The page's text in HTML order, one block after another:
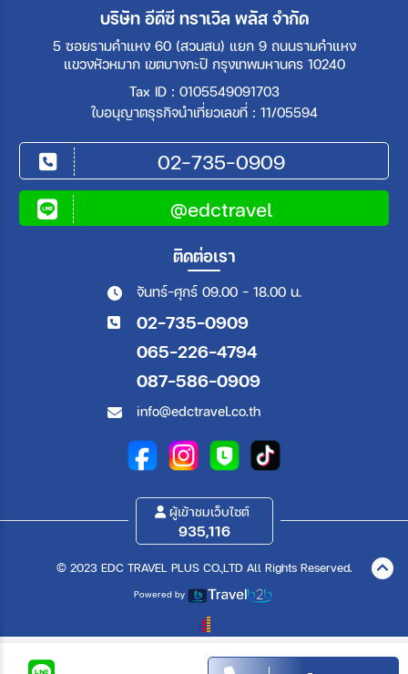
บริษัท อีดีซี ทราเวิล พลัส จำกัด
5 ซอยรามคำแหง 60 (สวนสน) แยก 9 ถนนรามคำแหง
แขวงหัวหมาก เขตบางกะปิ กรุงเทพมหานคร 10240
Tax ID : 0105549091703
ใบอนุญาตธุรกิจนำเที่ยวเลขที่ : 11/05594
02-735-0909
@edctravel
ติดต่อเรา
จันทร์-ศุกร์ 09.00 - 18.00 น.
02-735-0909
065-226-4794
087-586-0909
info@edctravel.co.th
ผู้เข้าชมเว็บไซต์
935,116
© 2023 EDC TRAVEL PLUS CO.,LTD All Rights Reserved.
Powered by